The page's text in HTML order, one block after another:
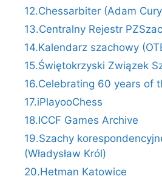
12.Chessarbiter (Adam
13.Centralny Rejestr
14.Kalendarz szachowy
15.Świętokrzyski Związek
16.Celebrating 60 years of
17.iPlayooChess
18.ICCF Games Archive
19.Szachy
(Władysław Król)
20.Hetman Katowice